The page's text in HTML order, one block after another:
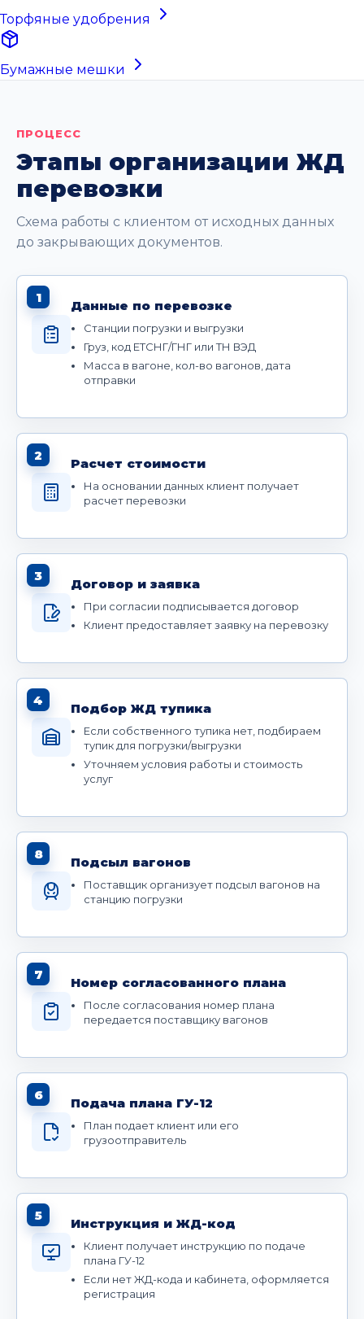
Торфяные удобрения
Бумажные мешки
ПРОЦЕСС
Этапы организации ЖД
перевозки
Схема работы с клиентом от исходных данных
до закрывающих документов.
1
Данные по перевозке
Станции погрузки и выгрузки
Груз, код ЕТСНГ/ГНГ или ТН ВЭД
Масса в вагоне, кол-во вагонов, дата
отправки
2
Расчет стоимости
На основании данных клиент получает
расчет перевозки
3
Договор и заявка
При согласии подписывается договор
Клиент предоставляет заявку на перевозку
4
Подбор ЖД тупика
Если собственного тупика нет, подбираем
тупик для погрузки/выгрузки
Уточняем условия работы и стоимость
услуг
8
Подсыл вагонов
Поставщик организует подсыл вагонов на
станцию погрузки
7
Номер согласованного плана
После согласования номер плана
передается поставщику вагонов
6
Подача плана ГУ-12
План подает клиент или его
грузоотправитель
5
Инструкция и ЖД-код
Клиент получает инструкцию по подаче
плана ГУ-12
Если нет ЖД-кода и кабинета, оформляется
регистрация